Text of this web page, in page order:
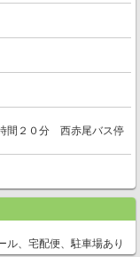
間２０分 西赤尾バス停
ル、宅配便、駐車場あり